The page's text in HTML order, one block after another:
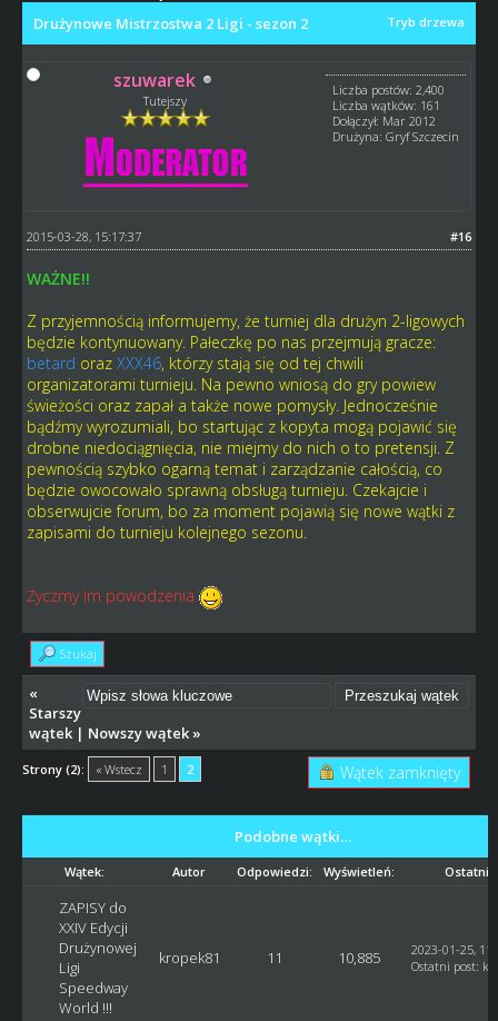
Tryb drzewa
Drużynowe Mistrzostwa 2 Ligi - sezon 2
szuwarek
Tutejszy
Liczba postów: 2,400
Liczba wątków: 161
Dołączył: Mar 2012
Drużyna: Gryf Szczecin
#16
2015-03-28, 15:17:37
WAŻNE!!
Z przyjemnością informujemy, że turniej dla drużyn 2-ligowych
będzie kontynuowany. Pałeczkę po nas przejmują gracze:
betard orazXXX46, którzy stają się od tej chwili
organizatorami turnieju. Na pewno wniosą do gry powiew
świeżości oraz zapał a także nowe pomysły. Jednocześnie
bądźmy wyrozumiali, bo startując z kopyta mogą pojawić się
drobne niedociągnięcia, nie miejmy do nich o to pretensji. Z
pewnością szybko ogarną temat i zarządzanie całością, co
będzie owocowało sprawną obsługą turnieju. Czekajcie i
obserwujcie forum, bo za moment pojawią się nowe wątki z
zapisami do turnieju kolejnego sezonu.
Życzmy im powodzenia
Szukaj
«
Starszy
wątek| Nowszy wątek»
Strony (2): « Wstecz 1 2 Wątek zamknięty
Podobne wątki…
Wątek: Autor Odpowiedzi: Wyświetleń: Ostatni
ZAPISY do
XXIV Edycji
Drużynowej
Ligi
Speedway
World !!!
kropek81 11 10,885
2023-01-25,
Ostatni post: